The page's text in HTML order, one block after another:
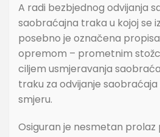
A radi bezbjednog odvijanja
saobraćajna traka u kojoj se
posebno je označena
opremom – prometnim
ciljem usmjeravanja
traku za odvijanje
smjeru.
Osiguran je nesmetan prolaz